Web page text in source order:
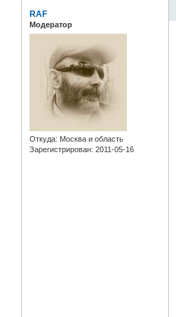
RAF
Модератор
Откуда: Москва и область
Зарегистрирован: 2011-05-16